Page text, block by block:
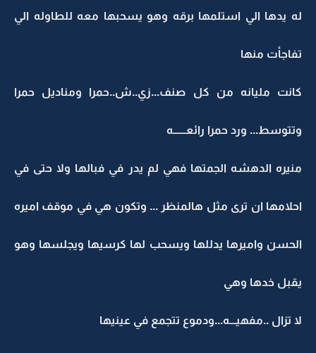
له يدها الي استلمها برقه وهو يسحبها معه للطاوله الي
تفاجأت منها
كانت مليانه من كل صنف...زي..ش..حمرا ومناديل حمرا
وتتوسط... ورد حمرا رائعــــــه
منيره الدهشه الجمتها فهي لم يدر في فبالها ولا حتى في
احلامها ان ترى مثل هالمنظر ... وتكون هي في موقف اميره
الحسن واميرها يدللها ويسحب لها كرسيها ويجلسها وهو
يقبل خدها وهي
لا تزال ..مفهيـــه...ودموع تتجمع في عينيها